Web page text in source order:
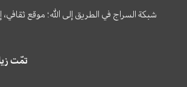
شبكة السراج في الطريق إلى الله؛ موقع
تمّت زيارة موقع سراج ٤,٨٠٠,٠٠٠ مرة